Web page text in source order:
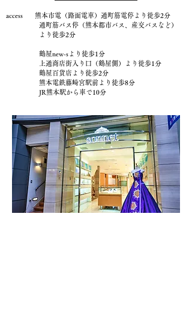
access 熊本市電（路面電車）通町筋電停より徒歩2分
通町筋バス停（熊本都市バス、産交バスなど）
より徒歩2分
鶴屋new-sより徒歩1分
上通商店街入り口（鶴屋側）より徒歩1分
鶴屋百貨店より徒歩2分
熊本電鉄藤崎宮駅前より徒歩8分
JR熊本駅から車で10分